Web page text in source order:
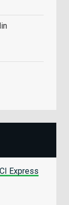
Express